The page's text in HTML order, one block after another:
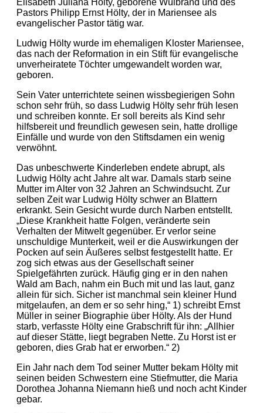
Pastors Philipp Ernst Hölty, der in Mariensee als
evangelischer Pastor tätig war.
Ludwig Hölty wurde im ehemaligen Kloster Mariensee,
das nach der Reformation in ein Stift für evangelische
unverheiratete Töchter umgewandelt worden war,
geboren.
Sein Vater unterrichtete seinen wissbegierigen Sohn
schon sehr früh, so dass Ludwig Hölty sehr früh lesen
und schreiben konnte. Er soll bereits als Kind sehr
hilfsbereit und freundlich gewesen sein, hatte drollige
Einfälle und wurde von den Stiftsdamen ein wenig
verwöhnt.
Das unbeschwerte Kinderleben endete abrupt, als
Ludwig Hölty acht Jahre alt war. Damals starb seine
Mutter im Alter von 32 Jahren an Schwindsucht. Zur
selben Zeit war Ludwig Hölty schwer an Blattern
erkrankt. Sein Gesicht wurde durch Narben entstellt.
„Diese Krankheit hatte Folgen, veränderte sein
Verhalten der Mitwelt gegenüber. Er verlor seine
unschuldige Munterkeit, weil er die Auswirkungen der
Pocken auf sein Äußeres selbst festgestellt hatte. Er
zog sich etwas aus der Gesellschaft seiner
Spielgefährten zurück. Häufig ging er in den nahen
Wald am Bach, nahm ein Buch mit und las laut, ganz
allein für sich. Sicher ist manchmal sein kleiner Hund
mitgelaufen, an dem er so sehr hing,“ 1) schreibt Ernst
Müller in seiner Biographie über Hölty. Als der Hund
starb, verfasste Hölty eine Grabschrift für ihn: „Allhier
auf dieser Stätte, liegt begraben Nette. Zu Horst ist er
geboren, dies Grab hat er erworben.“ 2)
Ein Jahr nach dem Tod seiner Mutter bekam Hölty mit
seinen beiden Schwestern eine Stiefmutter, die Maria
Dorothea Johanna Niemann hieß und noch acht Kinder
gebar.